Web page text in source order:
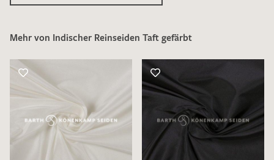
MUSTERANFRAGE SENDEN
Mehr von Indischer Reinseiden Taft gefärbt